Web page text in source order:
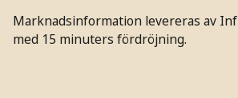
Marknadsinformation levereras av
med 15 minuters fördröjning.